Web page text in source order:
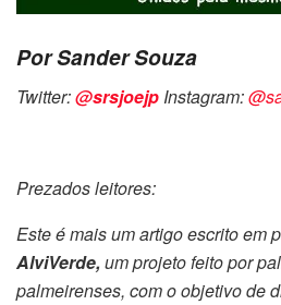
Por Sander Souza
Twitter:@srsjoejp Instagram:
Prezados leitores:
Este é mais um artigo escrito em
AlviVerde, um projeto feito por
palmeirenses, com o objetivo de